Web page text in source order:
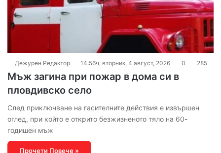
Дежурен Редактор 14:56ч, вторник, 4 август, 2026 0 285
Мъж загина при пожар в дома си в
пловдивско село
След приключване на гасителните действия е извършен
оглед, при който е открито безжизненото тяло на 60-
годишен мъж
Прочети Повече »